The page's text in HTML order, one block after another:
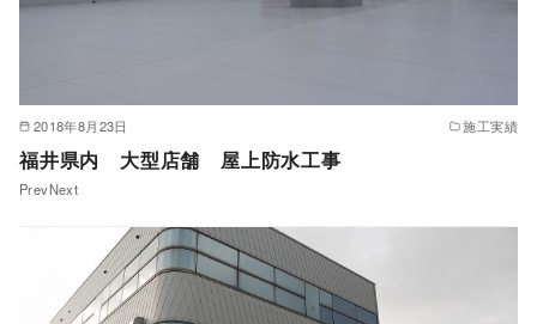
2018年8月23日 施工実績
福井県内 大型店舗 屋上防水工事
PrevNext